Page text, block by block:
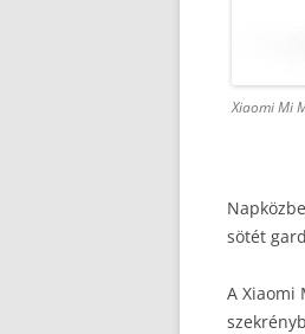
Xiaomi Mi
sötét
A Xiaomi